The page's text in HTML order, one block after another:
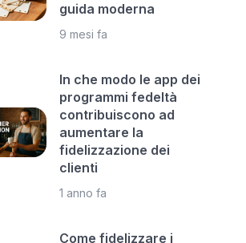
guida moderna
9 mesi fa
In che modo le app dei
programmi fedeltà
contribuiscono ad
aumentare la
fidelizzazione dei
clienti
1 anno fa
Come fidelizzare i